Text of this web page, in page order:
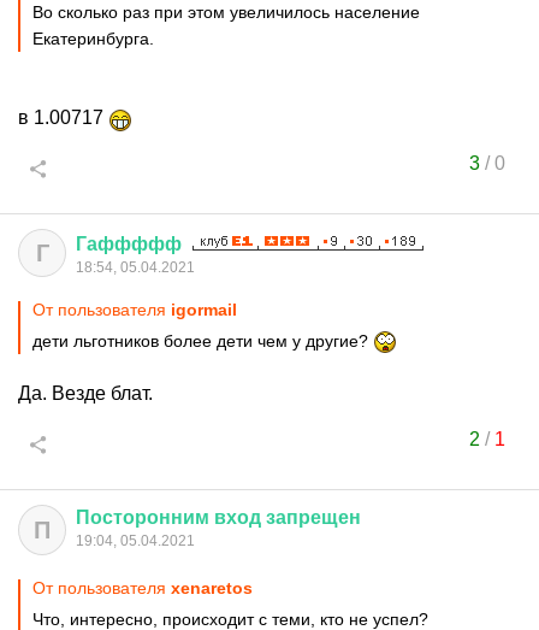
Во сколько раз при этом увеличилось население
Екатеринбурга.
в 1.00717
3/0
Г Гаффффф
18:54, 05.04.2021
От пользователя igormail
дети льготников более дети чем у другие?
Да. Везде блат.
2 / 1
П Посторонним вход запрещен
19:04, 05.04.2021
От пользователя xenaretos
Что, интересно, происходит с теми, кто не успел?